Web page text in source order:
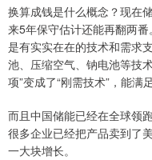
换算成钱是什么概念？现在
来5年保守估计还能再翻两
是有实实在在的技术和需求
池、压缩空气、钠电池等技
项”变成了“刚需技术”，能满
而且中国储能已经在全球领
很多企业已经把产品卖到了
一大块增长。